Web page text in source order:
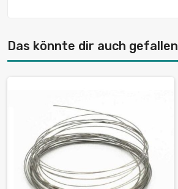
Das könnte dir auch gefallen